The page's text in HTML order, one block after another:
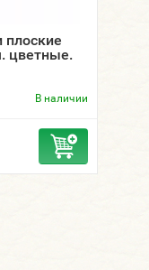
плоские
цветные.
В наличии